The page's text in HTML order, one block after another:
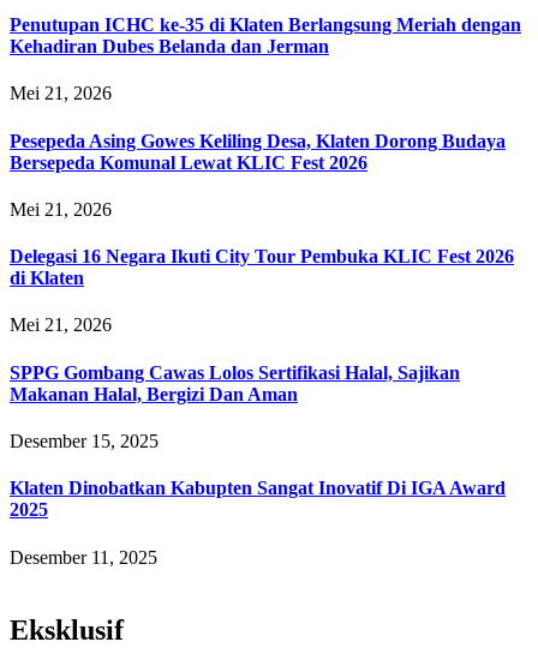
Penutupan ICHC ke-35 di Klaten Berlangsung Meriah dengan
Kehadiran Dubes Belanda dan Jerman
Mei 21, 2026
Pesepeda Asing Gowes Keliling Desa, Klaten Dorong Budaya
Bersepeda Komunal Lewat KLIC Fest 2026
Mei 21, 2026
Delegasi 16 Negara Ikuti City Tour Pembuka KLIC Fest 2026
di Klaten
Mei 21, 2026
SPPG Gombang Cawas Lolos Sertifikasi Halal, Sajikan
Makanan Halal, Bergizi Dan Aman
Desember 15, 2025
Klaten Dinobatkan Kabupten Sangat Inovatif Di IGA Award
2025
Desember 11, 2025
Eksklusif